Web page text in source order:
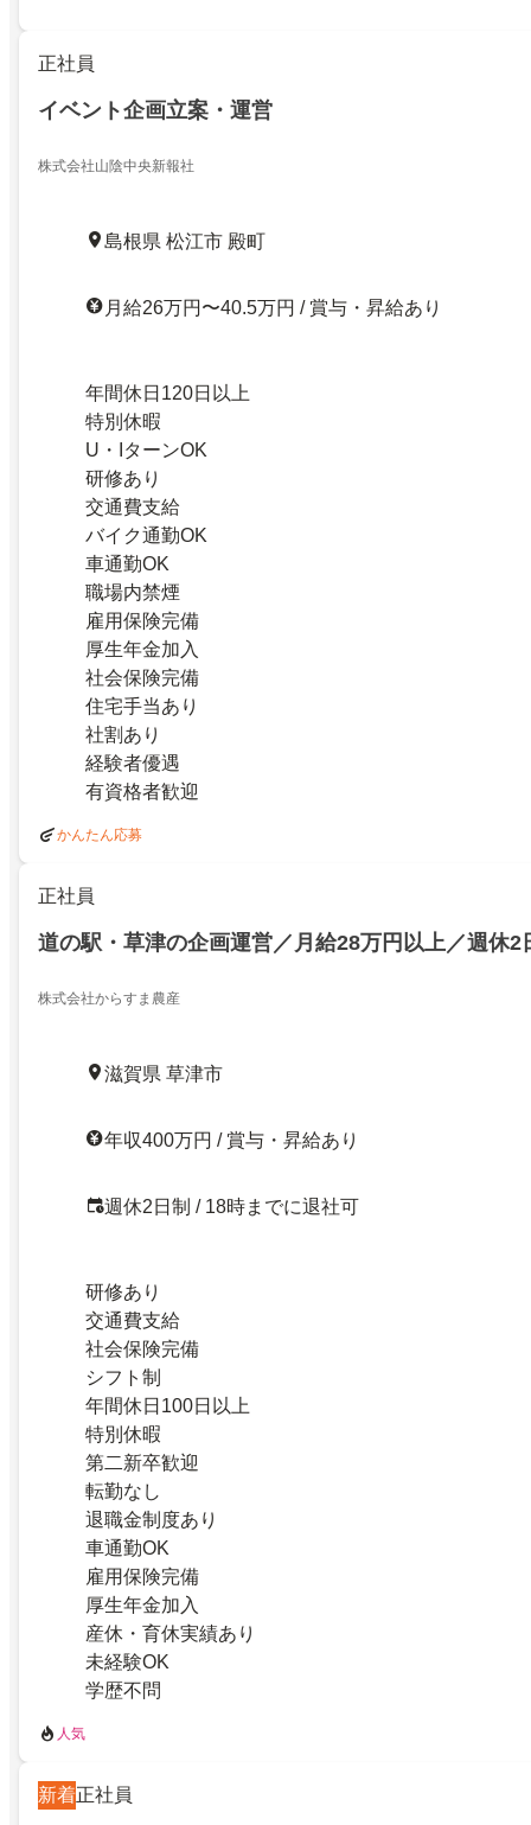
正社員
イベント企画立案・運営
株式会社山陰中央新報社
島根県 松江市 殿町
月給26万円〜40.5万円 / 賞与・昇給あり
年間休日120日以上
特別休暇
U・IターンOK
研修あり
交通費支給
バイク通勤OK
車通勤OK
職場内禁煙
雇用保険完備
厚生年金加入
社会保険完備
住宅手当あり
社割あり
経験者優遇
有資格者歓迎
かんたん応募
正社員
道の駅・草津の企画運営／月給28万円以上／週休2
株式会社からすま農産
滋賀県 草津市
年収400万円 / 賞与・昇給あり
週休2日制 / 18時までに退社可
研修あり
交通費支給
社会保険完備
シフト制
年間休日100日以上
特別休暇
第二新卒歓迎
転勤なし
退職金制度あり
車通勤OK
雇用保険完備
厚生年金加入
産休・育休実績あり
未経験OK
学歴不問
人気
新着正社員